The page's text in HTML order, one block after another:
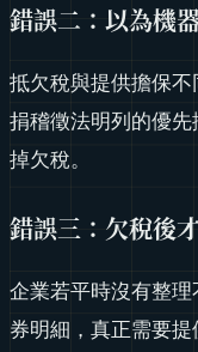
錯誤二：以為機
抵欠稅與提供擔保
捐稽徵法明列的優
掉欠稅。
錯誤三：欠稅後
企業若平時沒有整
券明細，真正需要